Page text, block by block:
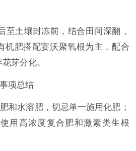
至土壤封冻前，结合田间深翻，
机肥搭配宴沃聚氧根为主，配合
芽分化。
项总结
和水溶肥，切忌单一施用化肥；
用高浓度复合肥和激素类生根